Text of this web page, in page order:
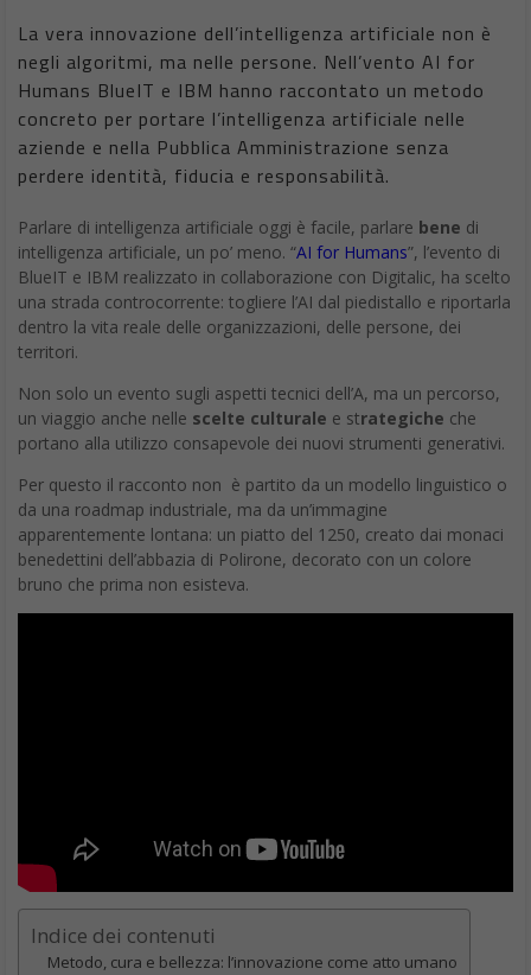
La vera innovazione dell’intelligenza artificiale non è
negli algoritmi, ma nelle persone. Nell’vento AI for
Humans BlueIT e IBM hanno raccontato un metodo
concreto per portare l’intelligenza artificiale nelle
aziende e nella Pubblica Amministrazione senza
perdere identità, fiducia e responsabilità.
Parlare di intelligenza artificiale oggi è facile, parlare bene di
intelligenza artificiale, un po’ meno. “AI for Humans”, l’evento di
BlueIT e IBM realizzato in collaborazione con Digitalic, ha scelto
una strada controcorrente: togliere l’AI dal piedistallo e riportarla
dentro la vita reale delle organizzazioni, delle persone, dei
territori.
Non solo un evento sugli aspetti tecnici dell’A, ma un percorso,
un viaggio anche nelle scelte culturale e strategiche che
portano alla utilizzo consapevole dei nuovi strumenti generativi.
Per questo il racconto non è partito da un modello linguistico o
da una roadmap industriale, ma da un’immagine
apparentemente lontana: un piatto del 1250, creato dai monaci
benedettini dell’abbazia di Polirone, decorato con un colore
bruno che prima non esisteva.
Indice dei contenuti
Metodo, cura e bellezza: l’innovazione come atto umano